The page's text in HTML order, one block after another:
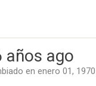
años ago
en enero 01, 1970